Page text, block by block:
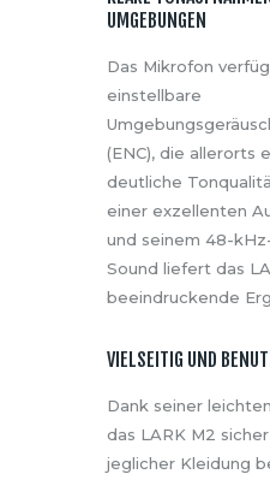
UMGEBUNGEN
Das Mikrofon
einstellbare
(ENC), die allerorts
deutliche
einer exzellenten
und seinem 48-
Sound liefert das
beeindruckende
VIELSEITIG UND
Dank seiner
das LARK M2
jeglicher Kleidung